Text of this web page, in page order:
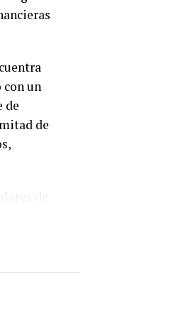
la
señal
en
el
y
un
de
de
que